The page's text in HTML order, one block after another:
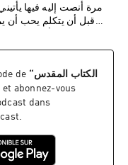
مرة أنصت إليه فيها
قبل أن يتكلم يحب أن
قلبه.بحسب يسوع،
de “الكتاب المقدس
et abonnez-vous
dans